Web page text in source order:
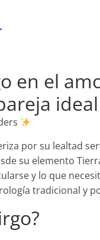
en el
ideal
por su lealtad
su elemento
y lo que
tradicional y